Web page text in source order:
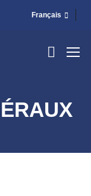
Français